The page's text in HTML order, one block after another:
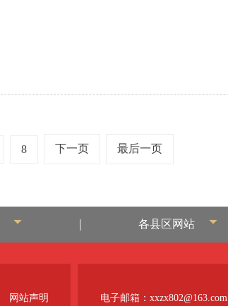
8 下一页 最后一页
| 各县区网站
网站声明 电子邮箱：xxzx802@163.com